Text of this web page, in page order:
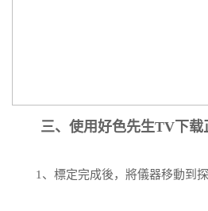
三、使用好色先生TV下载
1、標定完成後，將儀器移動到探